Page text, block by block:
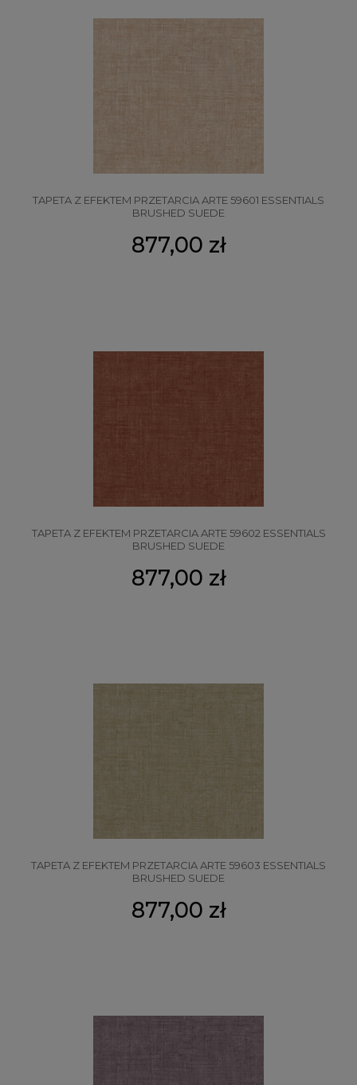
TAPETA Z EFEKTEM PRZETARCIA ARTE 59601 ESSENTIALS
BRUSHED SUEDE
877,00 zł
TAPETA Z EFEKTEM PRZETARCIA ARTE 59602 ESSENTIALS
BRUSHED SUEDE
877,00 zł
TAPETA Z EFEKTEM PRZETARCIA ARTE 59603 ESSENTIALS
BRUSHED SUEDE
877,00 zł